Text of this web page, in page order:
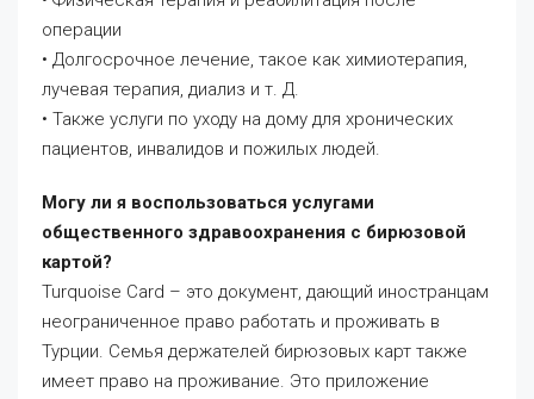
операции
• Долгосрочное лечение, такое как химиотерапия,
лучевая терапия, диализ и т. Д.
• Также услуги по уходу на дому для хронических
пациентов, инвалидов и пожилых людей.
Могу ли я воспользоваться услугами
общественного здравоохранения с бирюзовой
картой?
Turquoise Card – это документ, дающий иностранцам
неограниченное право работать и проживать в
Турции. Семья держателей бирюзовых карт также
имеет право на проживание. Это приложение